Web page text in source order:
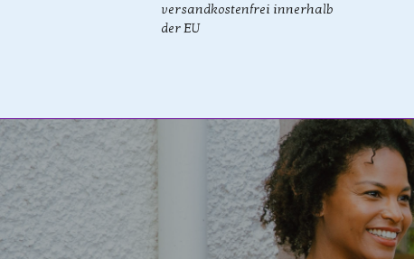
versandkostenfrei innerhalb
der EU